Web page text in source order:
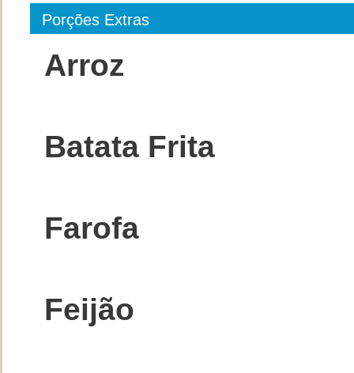
Porções Extras
Arroz
Batata Frita
Farofa
Feijão